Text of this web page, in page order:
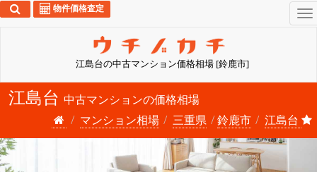
江島台の中古マンション価格相場 [鈴鹿市]
物件価格査定
江島台 中古マンションの価格相場
マンション相場
三重県 鈴鹿市 江島台